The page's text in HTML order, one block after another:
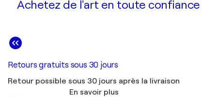
Achetez de l'art en toute confiance
Retours gratuits sous 30 jours
Retour possible sous 30 jours après la livraison
En savoir plus